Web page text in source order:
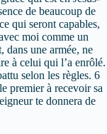
de beaucoup de
qui seront capables,
moi comme un
dans une armée, ne
à celui qui l’a enrôlé.
selon les règles. 6
premier à recevoir sa
te donnera de